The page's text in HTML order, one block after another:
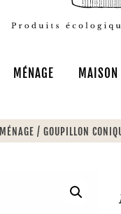
MÉNAGE MAISON
MÉNAGE / GOUPILLON